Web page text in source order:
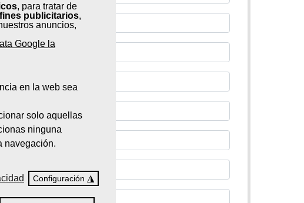
, para tratar de
fines publicitarios,
anuncios,
Google la
en la web sea
solo aquellas
ninguna
navegación.
Configuración ◮